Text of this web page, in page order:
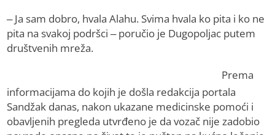
– Ja sam dobro, hvala Alahu. Svima hvala ko pita i ko ne
pita na svakoj podršci – poručio je Dugopoljac putem
društvenih mreža.
Prema
informacijama do kojih je došla redakcija portala
Sandžak danas, nakon ukazane medicinske pomoći i
obavljenih pregleda utvrđeno je da vozač nije zadobio